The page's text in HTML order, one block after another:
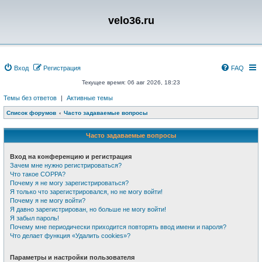
velo36.ru
Вход Регистрация FAQ
Текущее время: 06 авг 2026, 18:23
Темы без ответов | Активные темы
Список форумов Часто задаваемые вопросы
Часто задаваемые вопросы
Вход на конференцию и регистрация
Зачем мне нужно регистрироваться?
Что такое COPPA?
Почему я не могу зарегистрироваться?
Я только что зарегистрировался, но не могу войти!
Почему я не могу войти?
Я давно зарегистрирован, но больше не могу войти!
Я забыл пароль!
Почему мне периодически приходится повторять ввод имени и пароля?
Что делает функция «Удалить cookies»?
Параметры и настройки пользователя